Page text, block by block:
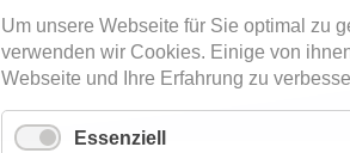
Um unsere Webseite für Sie optimal zu
verwenden wir Cookies. Einige von
Webseite und Ihre Erfahrung zu
Essenziell